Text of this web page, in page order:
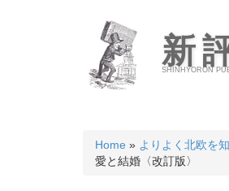
新
SHINHYORON
Home » よりよく北欧を
愛と結婚〈改訂版〉